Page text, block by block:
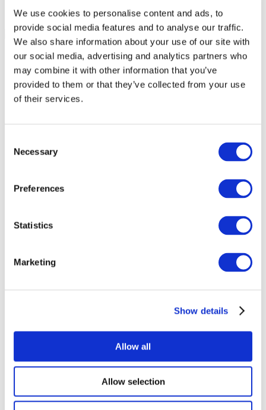
We use cookies to personalise content and ads, to
provide social media features and to analyse our traffic.
We also share information about your use of our site with
our social media, advertising and analytics partners who
may combine it with other information that you’ve
provided to them or that they’ve collected from your use
of their services.
Selection
Necessary
Preferences
Statistics
Marketing
Show details
Allow all
Allow selection
Alle
At vise